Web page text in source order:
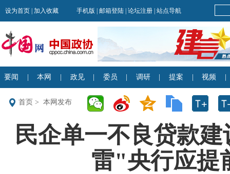
首页 > 本网发布
民企单一不良贷款
雷"央行应提